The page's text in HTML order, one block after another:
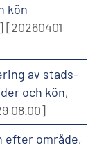
kön
[20260401
av stads-
och kön,
08.00]
efter område,